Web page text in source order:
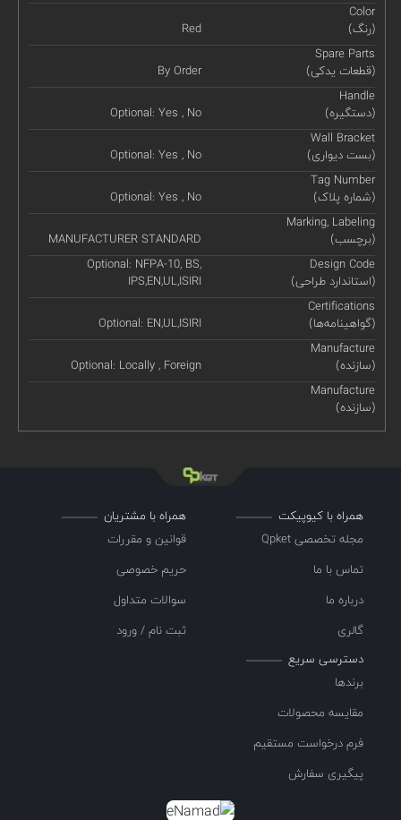
Color
(رنگ)
Red
Spare Parts
(قطعات یدکی)
By Order
Handle
(دستگیره)
Optional: Yes , No
Wall Bracket
(بست دیواری)
Optional: Yes , No
Tag Number
(شماره پلاک)
Optional: Yes , No
Marking, Labeling
(برچسب)
MANUFACTURER STANDARD
Design Code
(استاندارد طراحی)
Optional: NFPA-10, BS,
IPS,EN,UL,ISIRI
Certifications
(گواهینامه‌ها)
Optional: EN,UL,ISIRI
Manufacture
(سازنده)
Optional: Locally , Foreign
Manufacture
(سازنده)
همراه با کیوپیکت
مجله تخصصی Qpket
تماس با ما
درباره ما
گالری
همراه با مشتریان
قوانین و مقررات
حریم خصوصی
سوالات متداول
ثبت نام / ورود
دسترسی سریع
برندها
مقایسه محصولات
فرم درخواست مستقیم
پیگیری سفارش